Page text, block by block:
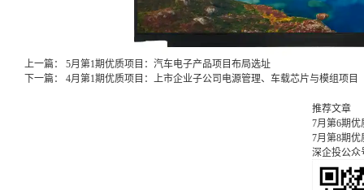
上一篇： 5月第1期优质项目：汽车电子产品项目布局选址
下一篇： 4月第1期优质项目：上市企业子公司电源管理、车载芯片与模组项目
推荐文章
7月第6期
7月第8期
深企投公众